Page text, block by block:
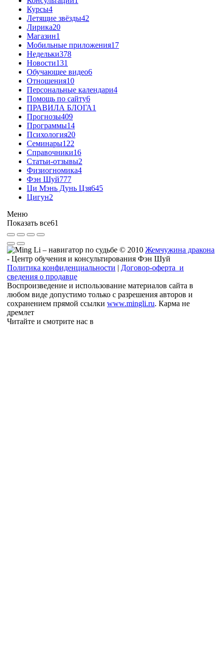
Курсы4
Летящие звёзды42
Лирика20
Магазин1
Мобильные приложения17
Недельки378
Новости131
Обучающее видео6
Отношения10
Персональные календари4
Помощь по сайту6
ПРАВИЛА БЛОГА1
Прогнозы409
Программы14
Психология20
Семинары122
Справочники16
Статьи-отзывы2
Физиогномика4
Фэн Шуй777
Ци Мэнь Дунь Цзя645
Цигун2
Меню
Показать все61
© 2010 Жемчужина дракона
- Центр обучения и консультирования Фэн Шуй
Политика конфиденциальности | Договор-оферта и
сведения о продавце
Воспроизведение и использование материалов сайта в
любом виде допустимо только с разрешения авторов и
сохранением прямой ссылки www.mingli.ru. Карма не
дремлет
Читайте и смотрите нас в